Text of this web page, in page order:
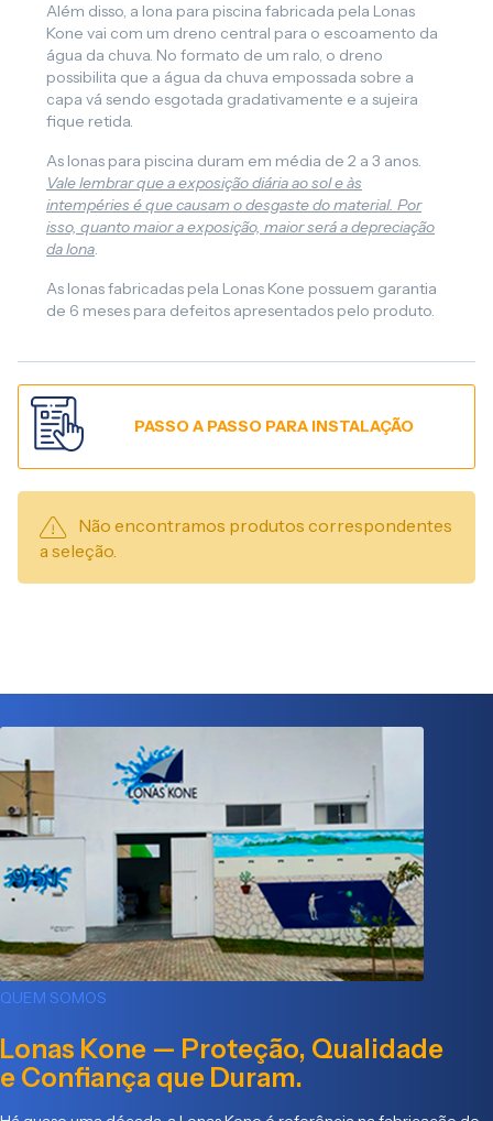
Além disso, a lona para piscina fabricada pela Lonas
Kone vai com um dreno central para o escoamento da
água da chuva. No formato de um ralo, o dreno
possibilita que a água da chuva empossada sobre a
capa vá sendo esgotada gradativamente e a sujeira
fique retida.
As lonas para piscina duram em média de 2 a 3 anos.
Vale lembrar que a exposição diária ao sol e às
intempéries é que causam o desgaste do material. Por
isso, quanto maior a exposição, maior será a depreciação
da lona.
As lonas fabricadas pela Lonas Kone possuem garantia
de 6 meses para defeitos apresentados pelo produto.
Não encontramos produtos correspondentes
a seleção.
PASSO A PASSO PARA INSTALAÇÃO
QUEM SOMOS
Lonas Kone — Proteção, Qualidade
e Confiança que Duram.